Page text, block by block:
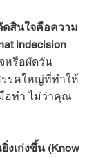
ดสินใจคือความ
indecision
หรือผัดวัน
รรคใหญ่ที่ทำให้
อทำ ไม่ว่าคุณ
งเก่งขึ้น (Know